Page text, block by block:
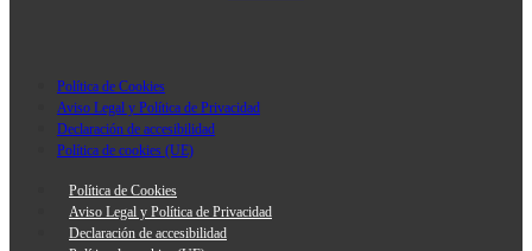
Política de Cookies
Aviso Legal y Política de Privacidad
Declaración de accesibilidad
Política de cookies (UE)
Política de Cookies
Aviso Legal y Política de Privacidad
Declaración de accesibilidad